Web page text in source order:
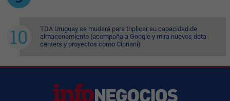
TDA Uruguay se mudará para triplicar su capacidad de
almacenamiento (acompaña a Google y mira nuevos data
centers y proyectos como Cipriani)